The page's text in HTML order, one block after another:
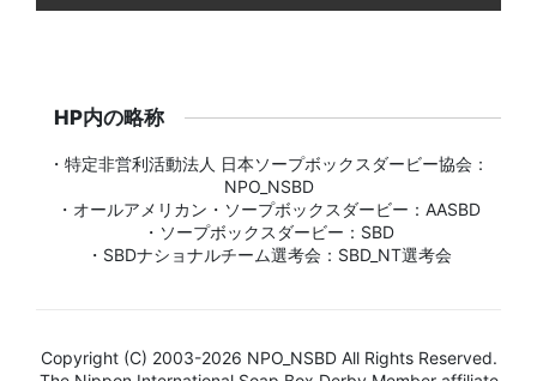
HP内の略称
・特定非営利活動法人 日本ソープボックスダービー協会：
NPO_NSBD
・オールアメリカン・ソープボックスダービー：AASBD
・ソープボックスダービー：SBD
・SBDナショナルチーム選考会：SBD_NT選考会
Copyright (C) 2003-2026 NPO_NSBD All Rights Reserved.